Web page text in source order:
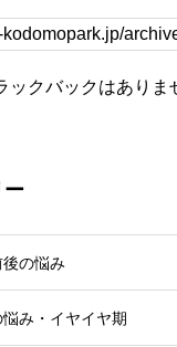
ックバックはありま
ー
の悩み
み・イヤイヤ期